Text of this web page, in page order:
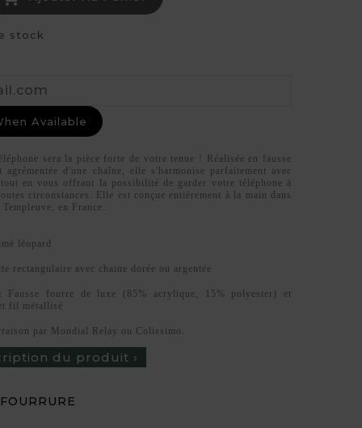
stock
Available
sera la pièce forte de votre tenue ! Réalisée en fausse
d'une chaîne, elle s'harmonise parfaitement avec
en vous offrant la possibilité de garder votre téléphone à
circonstances. Elle est conçue entièrement à la main dans
en France.
léopard
rectangulaire avec chaine dorée ou argentée
Fausse fourre de luxe (85% acrylique, 15% polyester) et
fil métallisé
par Mondial Relay ou Colissimo.
du produit ›